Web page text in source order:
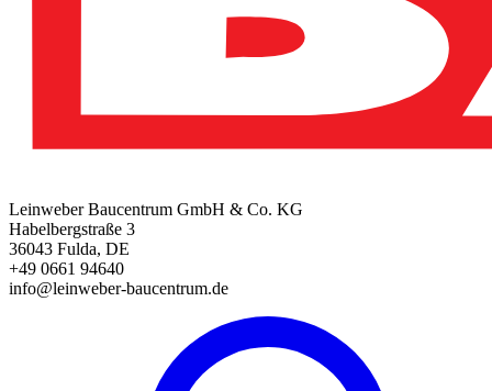
Leinweber Baucentrum GmbH & Co. KG
Habelbergstraße 3
36043 Fulda, DE
+49 0661 94640
info@leinweber-baucentrum.de